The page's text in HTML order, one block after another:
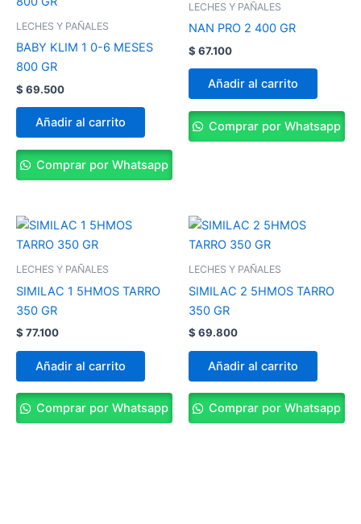
LECHES Y PAÑALES
BABY KLIM 1 0-6 MESES
800 GR
$ 69.500
Añadir al carrito
Comprar por Whatsapp
LECHES Y PAÑALES
NAN PRO 2 400 GR
$ 67.100
Añadir al carrito
Comprar por Whatsapp
LECHES Y PAÑALES
SIMILAC 1 5HMOS TARRO
350 GR
$ 77.100
Añadir al carrito
Comprar por Whatsapp
LECHES Y PAÑALES
SIMILAC 2 5HMOS TARRO
350 GR
$ 69.800
Añadir al carrito
Comprar por Whatsapp